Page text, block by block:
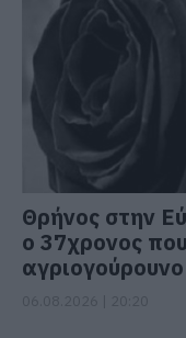
Θρήνος στην
ο 37χρονος
αγριογούρουνο